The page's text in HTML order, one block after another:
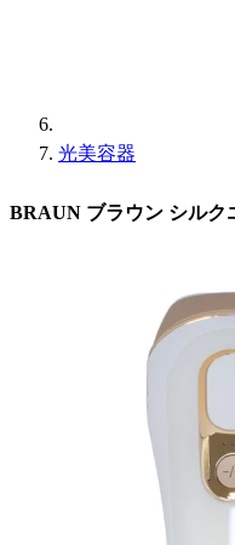
光美容器
BRAUN ブラウン シルク